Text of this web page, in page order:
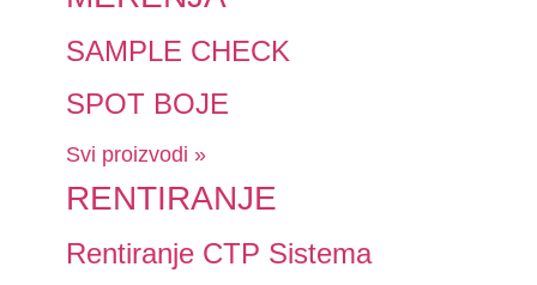
SAMPLE CHECK
SPOT BOJE
Svi proizvodi »
RENTIRANJE
Rentiranje CTP Sistema